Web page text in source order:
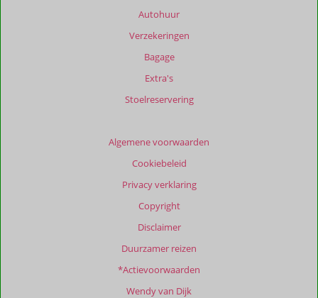
Autohuur
Verzekeringen
Bagage
Extra's
Stoelreservering
Algemene voorwaarden
Cookiebeleid
Privacy verklaring
Copyright
Disclaimer
Duurzamer reizen
*Actievoorwaarden
Wendy van Dijk